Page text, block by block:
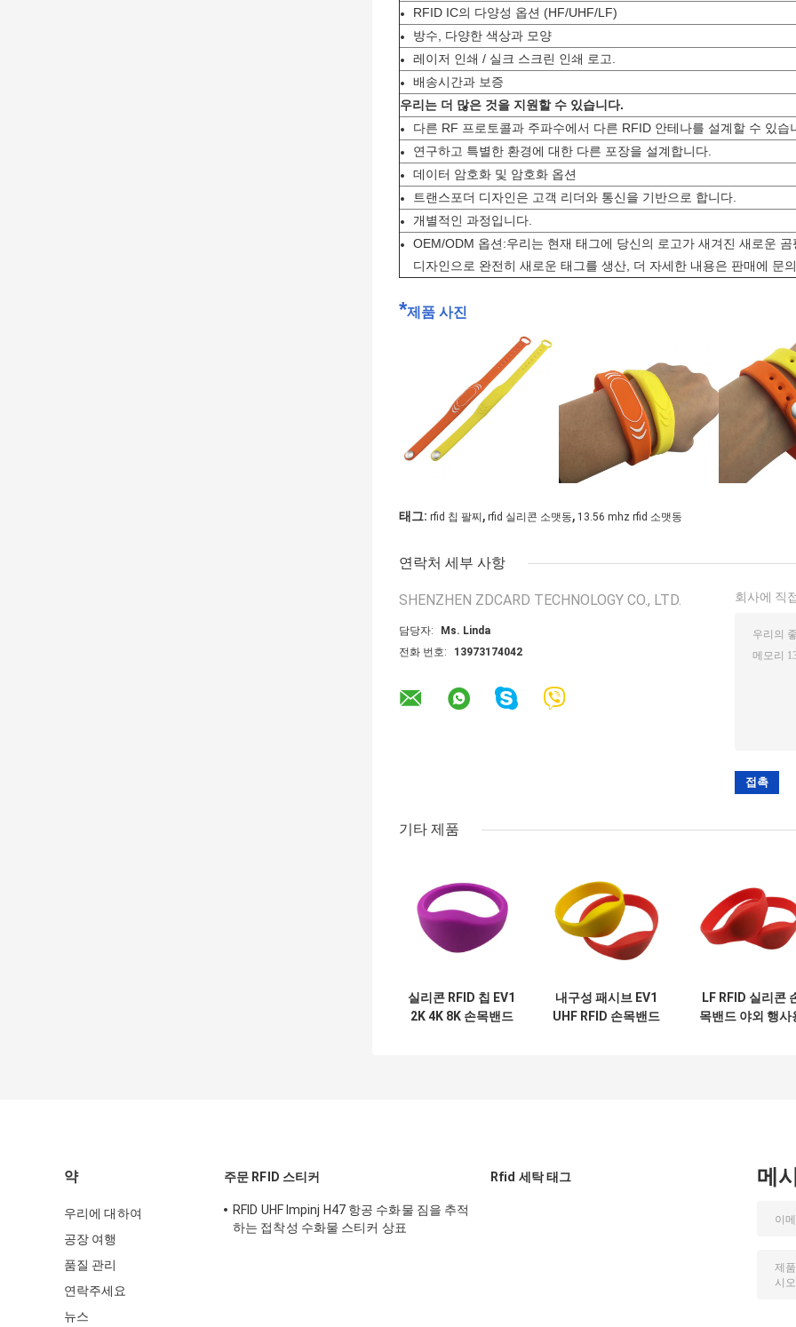
RFID IC의 다양성 옵션 (HF/UHF/LF)
방수, 다양한 색상과 모양
레이저 인쇄 / 실크 스크린 인쇄 로고.
배송시간과 보증
우리는 더 많은 것을 지원할 수 있습니다.
다른 RF 프로토콜과 주파수에서 다른 RFID 안테나를 설계할 수 있습
연구하고 특별한 환경에 대한 다른 포장을 설계합니다.
데이터 암호화 및 암호화 옵션
트랜스포더 디자인은 고객 리더와 통신을 기반으로 합니다.
개별적인 과정입니다.
OEM/ODM 옵션:우리는 현재 태그에 당신의 로고가 새겨진 새로운
디자인으로 완전히 새로운 태그를 생산, 더 자세한 내용은 판매에 문
*제품 사진
태그: rfid 칩 팔찌 , rfid 실리콘 소맷동, 13.56 mhz rfid 소맷동
연락처 세부 사항
SHENZHEN ZDCARD TECHNOLOGY CO., LTD.
담당자:
Ms. Linda
전화 번호:
13973174042
회사에 직
기타 제품
실리콘 RFID 칩 EV1
2K 4K 8K 손목밴드
내구성 패시브 EV1
UHF RFID 손목밴드
LF RFID 실리콘
목밴드 야외 행사
약
우리에 대하여
공장 여행
품질 관리
연락주세요
뉴스
주문 RFID 스티커
RFID UHF Impinj H47 항공 수화물 짐을 추적
하는 접착성 수화물 스티커 상표
Rfid 세탁 태그 메